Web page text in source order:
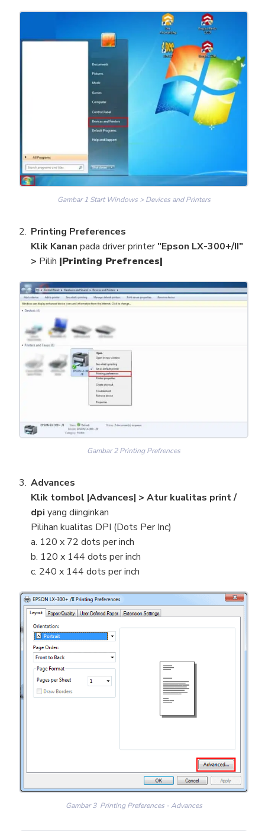
Gambar 1 Start Windows > Devices and Printers
Printing Preferences
Klik Kanan pada driver printer"Epson LX-300+/II"
> Pilih |Printing Prefrences|
Gambar 2 Printing Prefrences
Advances
Klik tombol |Advances| > Atur kualitas print /
dpi yang diinginkan
Pilihan kualitas DPI (Dots Per Inc)
a. 120 x 72 dots per inch
b. 120 x 144 dots per inch
c. 240 x 144 dots per inch
Gambar 3 Printing Preferences - Advances